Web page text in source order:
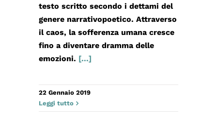
testo scritto secondo i dettami del
genere narrativopoetico. Attraverso
il caos, la sofferenza umana cresce
fino a diventare dramma delle
emozioni. [...]
22 Gennaio 2019
Leggi tutto